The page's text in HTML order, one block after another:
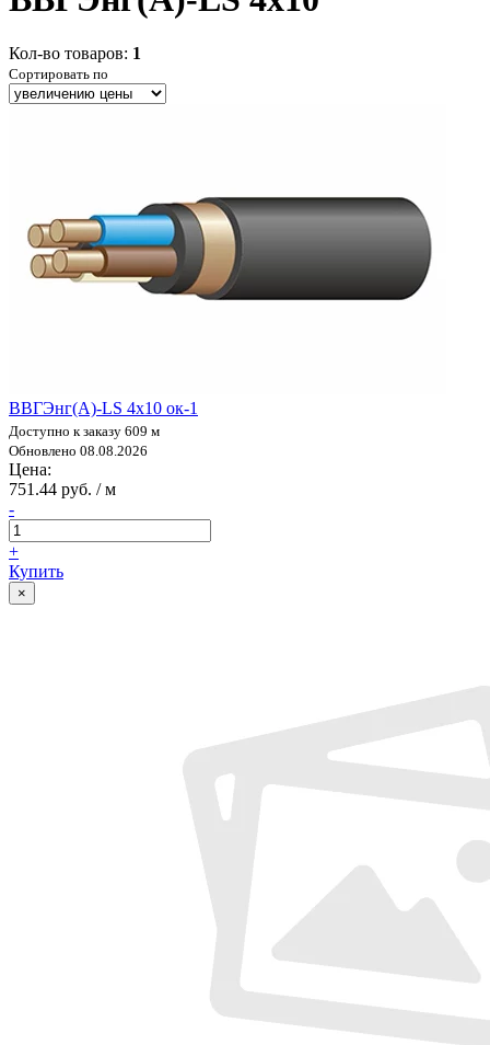
Кол-во товаров: 1
Сортировать по
ВВГЭнг(А)-LS 4х10 ок-1
Доступно к заказу 609 м
Обновлено 08.08.2026
Цена:
751.44 руб. / м
-
+
Купить
×